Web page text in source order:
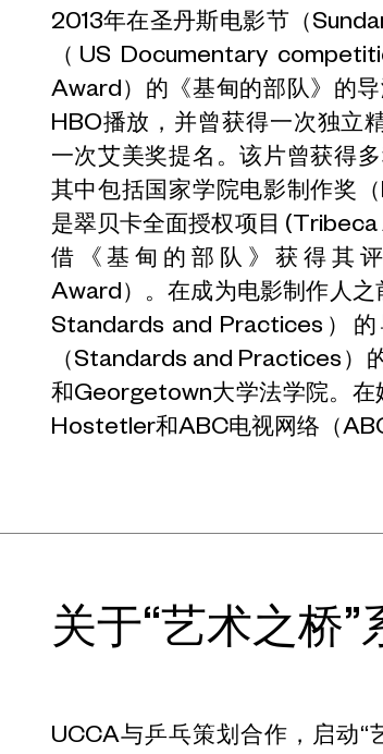
2013年在圣丹斯电影节（
（US Documentary
Award）的《基甸的部队》的
HBO播放，并曾获得一次独立
一次艾美奖提名。该片曾获得
其中包括国家学院电影制作奖
是翠贝卡全面授权项目
借《基甸的部队》获得其
Award）。在成为电影制作人
Standards and Practices）
（Standards and Practices）
和Georgetown大学法学院。在
Hostetler和ABC电视网络（
关于“艺术之桥”
UCCA与乒乓策划合作，启动“